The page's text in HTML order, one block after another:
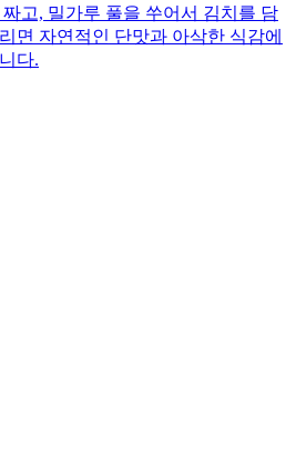
고, 밀가루 풀을 쑤어서 김치를 담
면 자연적인 단맛과 아삭한 식감에
다.